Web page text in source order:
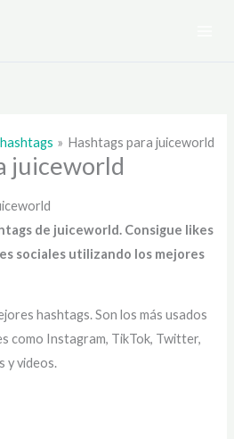
hashtags Hashtags para juiceworld
juiceworld
de juiceworld. Consigue likes
sociales utilizando los mejores
hashtags. Son los más usados
como Instagram, TikTok, Twitter,
y videos.